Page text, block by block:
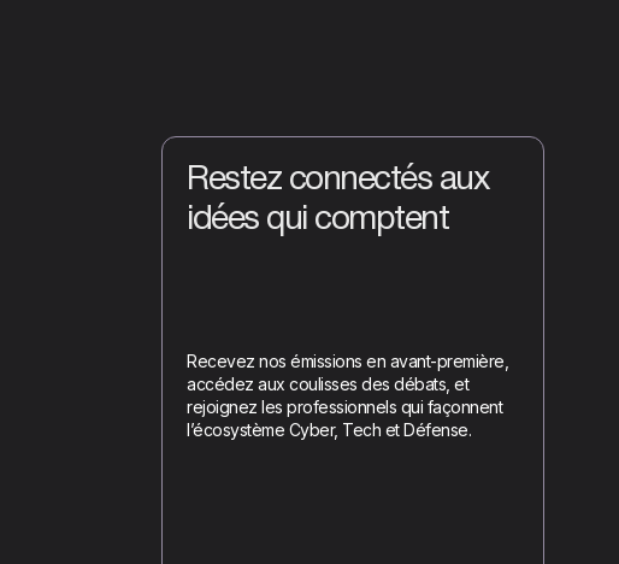
Restez connectés aux
idées qui comptent
Recevez nos émissions en avant-première,
accédez aux coulisses des débats, et
rejoignez les professionnels qui façonnent
l’écosystème Cyber, Tech et Défense.